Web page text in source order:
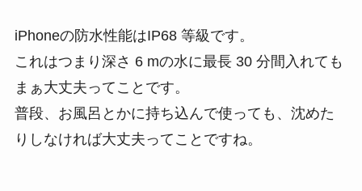
iPhoneの防水性能はIP68 等級です。
これはつまり深さ 6 mの水に最長 30 分間入れても
まぁ大丈夫ってことです。
普段、お風呂とかに持ち込んで使っても、沈めた
りしなければ大丈夫ってことですね。